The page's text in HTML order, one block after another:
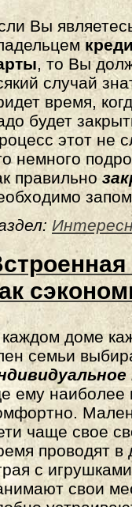
Вы
, то Вы
случай
время,
будет
этот не
немного
правильно
доме
семьи
ему наиболее
чаще свое
проводят в
с
свои